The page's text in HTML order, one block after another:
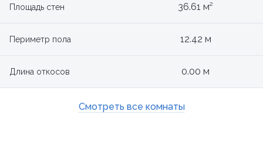
Площадь стен 36.61 м²
Периметр пола 12.42 м
Длина откосов 0.00 м
Смотреть все комнаты